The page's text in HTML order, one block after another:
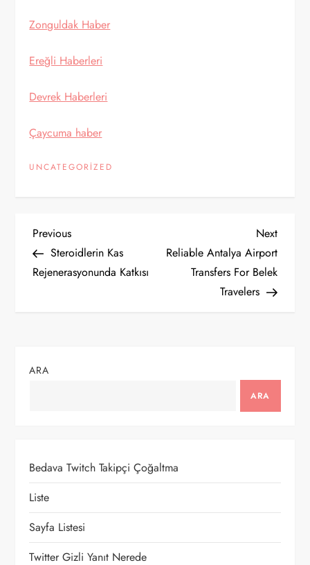
Zonguldak Haber
Ereğli Haberleri
Devrek Haberleri
Çaycuma haber
UNCATEGORIZED
Y
a
g
i
n
m
Previous
Post
Previous
Steroidlerin Kas
Rejenerasyonunda Katkısı
Next
Post
Next
Reliable Antalya Airport
Transfers For Belek
Travelers
ARA
ARA
Bedava Twitch Takipçi Çoğaltma
Liste
Sayfa Listesi
Twitter Gizli Yanıt Nerede